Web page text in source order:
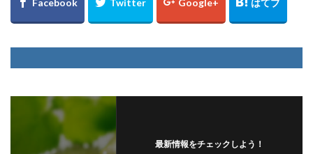
最新情報をチェックしよう！